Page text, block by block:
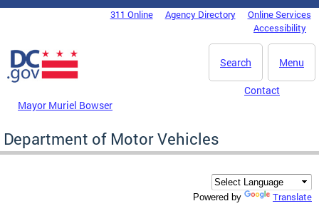
Skip to main content
DC Agency Top Menu311 Online Agency Directory
Online Services
Accessibility
Menu
Search
Mayor Muriel Bowser
Contact
Department of Motor Vehicles
Powered by Translate